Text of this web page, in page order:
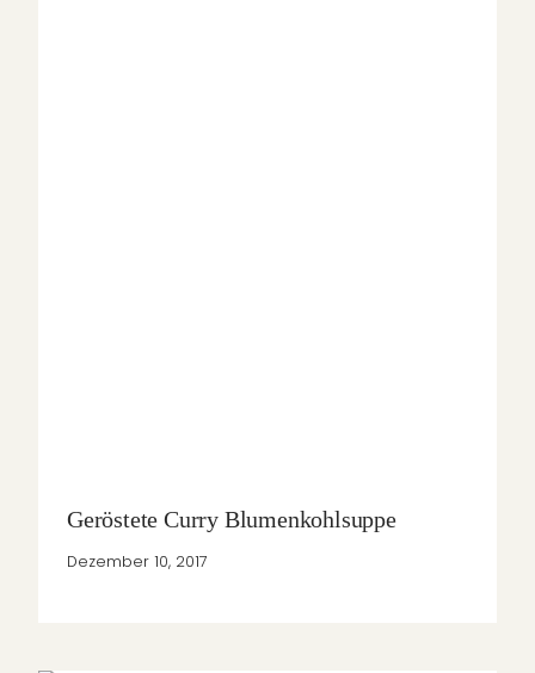
Geröstete Curry Blumenkohlsuppe
Dezember 10, 2017